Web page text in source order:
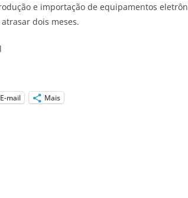
e importação de equipamentos
dois meses.
E-mail
Mais